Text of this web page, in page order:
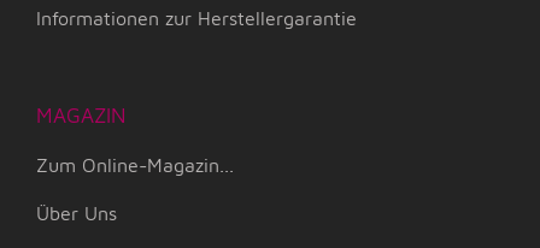
Informationen zur Herstellergarantie
MAGAZIN
Zum Online-Magazin...
Über Uns